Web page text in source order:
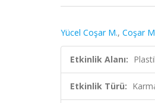
Yücel Coşar M., Coşar
Etkinlik Alanı:
Etkinlik Türü: